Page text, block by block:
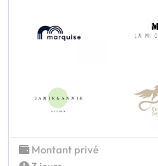
Montant privé